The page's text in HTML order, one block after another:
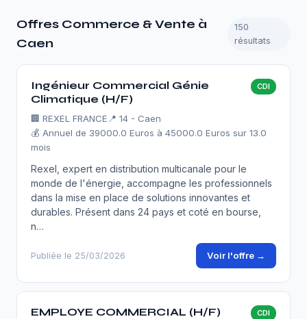
Offres Commerce & Vente à
Caen
150
résultats
Ingénieur Commercial Génie
Climatique (H/F)
CDI
🏢 REXEL FRANCE 📍 14 - Caen
💰 Annuel de 39000.0 Euros à 45000.0 Euros sur 13.0
mois
Rexel, expert en distribution multicanale pour le
monde de l'énergie, accompagne les professionnels
dans la mise en place de solutions innovantes et
durables. Présent dans 24 pays et coté en bourse,
n…
Publiée le 25/03/2026 Voir l'offre →
EMPLOYE COMMERCIAL (H/F) CDI